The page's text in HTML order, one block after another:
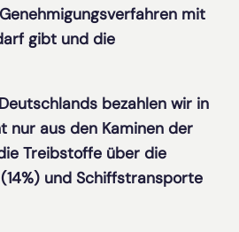
mit
gibt und die
bezahlen wir in
nur aus den Kaminen der
Treibstoffe über die
und Schiffstransporte